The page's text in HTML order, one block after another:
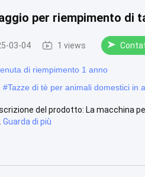
per riempimento di
03-04 1 views
di riempimento 1 anno
#Tazze di tè per animali domestici in
del prodotto: La macchina
Guarda di più